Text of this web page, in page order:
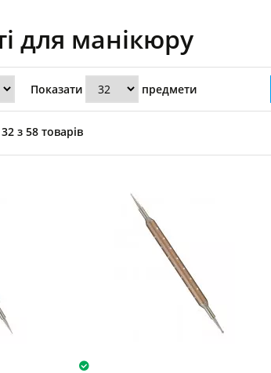
для манікюру
Показати предмети
з 58 товарів